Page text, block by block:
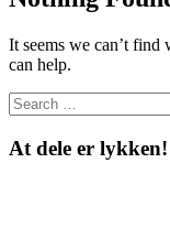
It seems we can’t find
can help.
Search
for:
At dele er lykken!